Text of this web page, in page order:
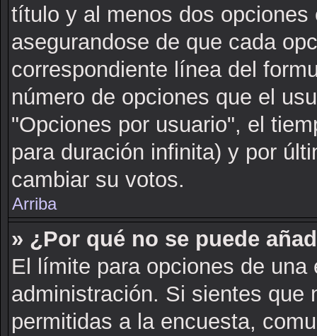
título y al menos dos opciones
asegurandose de que cada
correspondiente línea del
número de opciones que el
"Opciones por usuario", el
para duración infinita) y por
cambiar su votos.
Arriba
» ¿Por qué no se puede
El límite para opciones de
administración. Si sientes que
permitidas a la encuesta,